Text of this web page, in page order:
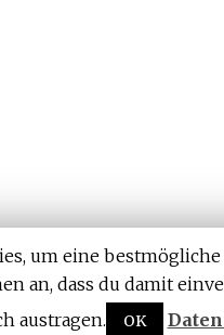
um eine
an, dass du damit
austragen.
OK